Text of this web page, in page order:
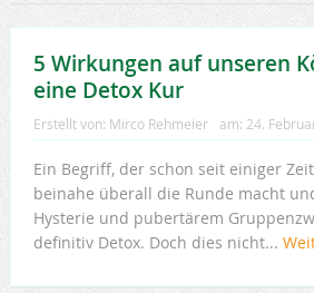
5 Wirkungen auf unseren
eine Detox Kur
Erstellt von: Mirco Rehmeier am: 24.
Ein Begriff, der schon seit einiger
beinahe überall die Runde macht
Hysterie und pubertärem
definitiv Detox. Doch dies nicht...